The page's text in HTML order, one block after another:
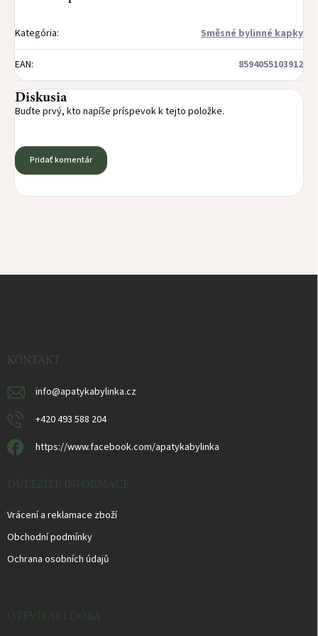
Kategória: Směsné bylinné kapky
EAN: 8594055103912
Diskusia
Buďte prvý, kto napíše príspevok k tejto položke.
Pridať komentár
KONTAKT
info@apatykabylinka.cz
+420 493 588 204
https://www.facebook.com/apatykabylinka
DŮLEŽITÉ INFORMACE
Vrácení a reklamace zboží
Obchodní podmínky
Ochrana osobních údajů
OTEVÍRACÍ DOBA